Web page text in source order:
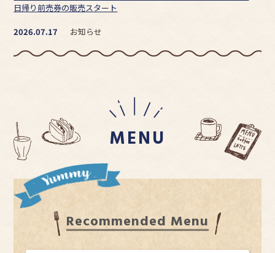
日帰り前売券の販売スタート
2026.07.17
お知らせ
案内
【2026年7月】日帰りイベントカレンダー
2026.06.11
【6/27-28】洞爺湖温泉街交通規制のご案内
2026.05.29
お知らせ
【万世閣ホテルズ85周年】豪華プレゼントキャンペーンと特別プラ
ンのご案内
2026.05.26
おすすめ
MENU
Recommended Menu